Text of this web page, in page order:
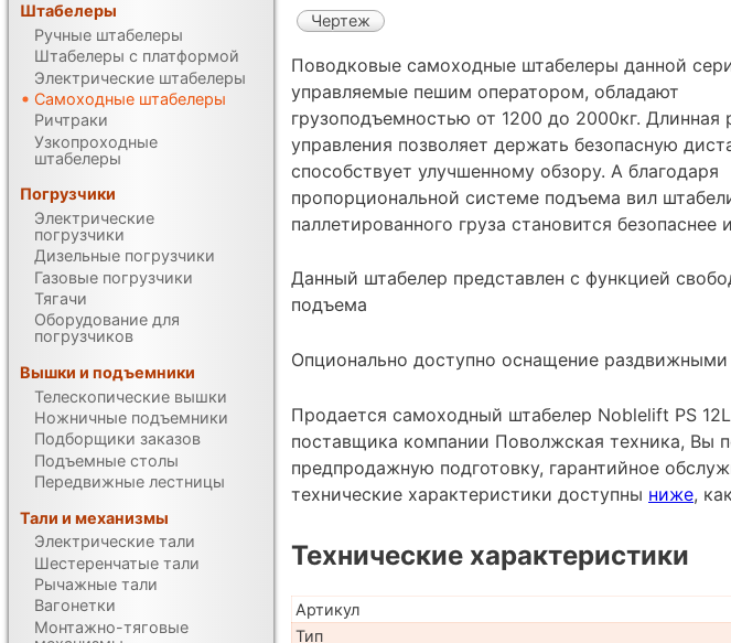
Чертеж
Поводковые самоходные штабелеры данной
управляемые пешим оператором, обладают
грузоподъемностью от 1200 до 2000кг. Длинная
управления позволяет держать безопасную
способствует улучшенному обзору. А благодаря
пропорциональной системе подъема вил
паллетированного груза становится безопаснее
Данный штабелер представлен с функцией
подъема
Опционально доступно оснащение
Продается самоходный штабелер Noblelift PS
поставщика компании Поволжская техника, Вы
предпродажную подготовку, гарантийное
технические характеристики доступны ниже,
Технические характеристики
Артикул
Тип
Штабелеры
Ручные штабелеры
Штабелеры с платформой
Электрические штабелеры
Самоходные штабелеры
Ричтраки
Узкопроходные
штабелеры
Погрузчики
Электрические
погрузчики
Дизельные погрузчики
Газовые погрузчики
Тягачи
Оборудование для
погрузчиков
Вышки и подъемники
Телескопические вышки
Ножничные подъемники
Подборщики заказов
Подъемные столы
Передвижные лестницы
Тали и механизмы
Электрические тали
Шестеренчатые тали
Рычажные тали
Вагонетки
Монтажно-тяговые